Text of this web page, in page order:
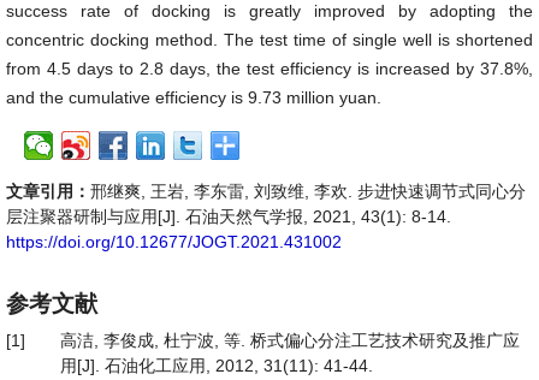
success rate of docking is greatly improved by adopting the
concentric docking method. The test time of single well is shortened
from 4.5 days to 2.8 days, the test efficiency is increased by 37.8%,
and the cumulative efficiency is 9.73 million yuan.
文章引用： 邢继爽, 王岩, 李东雷, 刘致维, 李欢. 步进快速调节式同心分
层注聚器研制与应用[J]. 石油天然气学报, 2021, 43(1): 8-14.
https://doi.org/10.12677/JOGT.2021.431002
参考文献
[1]
高洁, 李俊成, 杜宁波, 等. 桥式偏心分注工艺技术研究及推广应
用[J]. 石油化工应用, 2012, 31(11): 41-44.